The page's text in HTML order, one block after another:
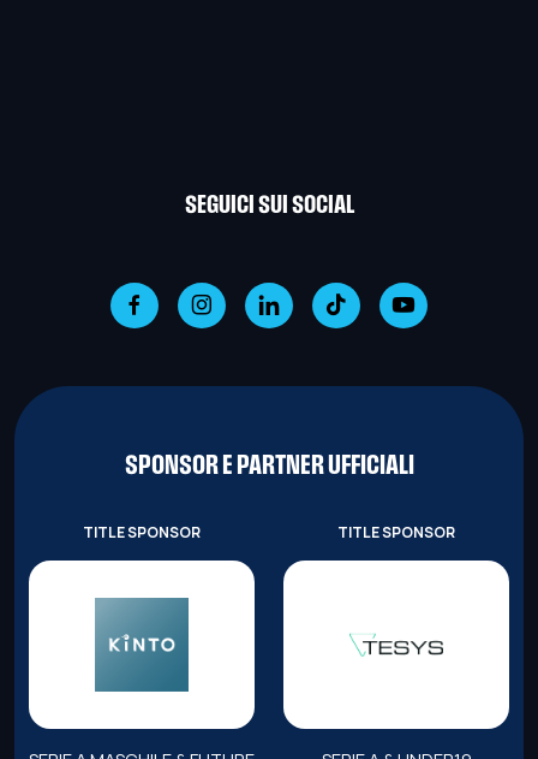
SEGUICI SUI SOCIAL
SPONSOR E PARTNER UFFICIALI
TITLE SPONSOR TITLE SPONSOR